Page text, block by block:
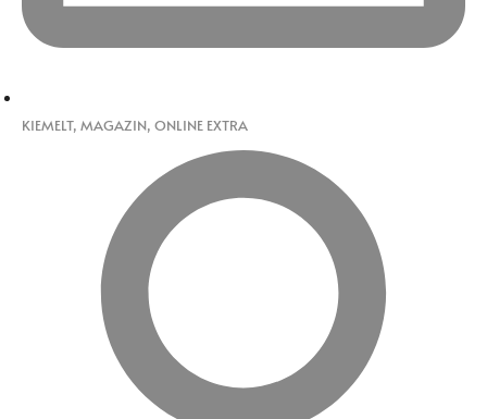
KIEMELT, MAGAZIN, ONLINE EXTRA